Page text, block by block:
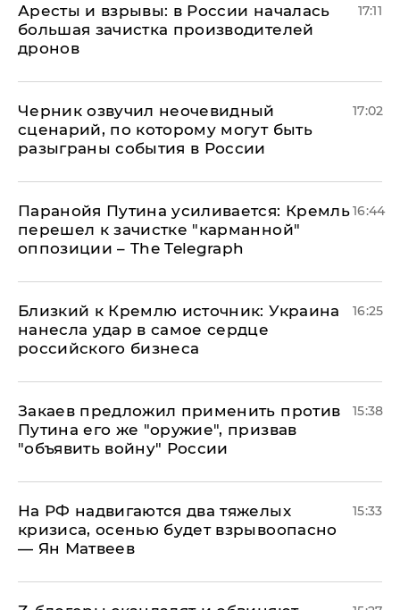
Аресты и взрывы: в России началась
большая зачистка производителей
дронов
17:11
Черник озвучил неочевидный
сценарий, по которому могут быть
разыграны события в России
17:02
Паранойя Путина усиливается: Кремль
перешел к зачистке "карманной"
оппозиции – The Telegraph
16:44
Близкий к Кремлю источник: Украина
нанесла удар в самое сердце
российского бизнеса
16:25
Закаев предложил применить против
Путина его же "оружие", призвав
"объявить войну" России
15:38
На РФ надвигаются два тяжелых
кризиса, осенью будет взрывоопасно
— Ян Матвеев
15:33